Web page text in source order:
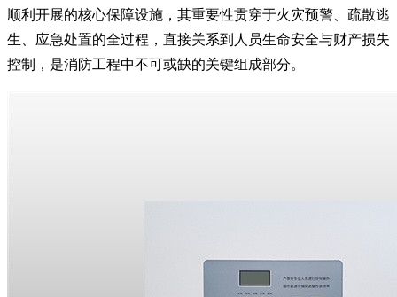
顺利开展的核心保障设施，其重要性贯穿于火灾预警、疏散逃
生、应急处置的全过程，直接关系到人员生命安全与财产损失
控制，是消防工程中不可或缺的关键组成部分。